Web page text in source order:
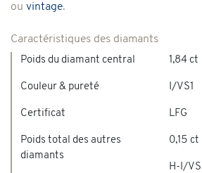
ou vintage.
Caractéristiques des diamants
Poids du diamant central
Couleur & pureté
Certificat
Poids total des autres
diamants
1,84 ct
I/VS1
LFG
0,15 ct
H-I/VS